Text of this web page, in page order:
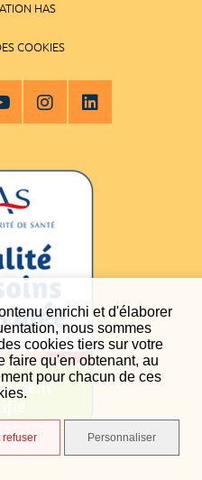
enrichi et d'élaborer
nous sommes
cookies tiers sur votre
faire qu'en obtenant, au
pour chacun de ces
refuser Personnaliser
HAS
COOKIES